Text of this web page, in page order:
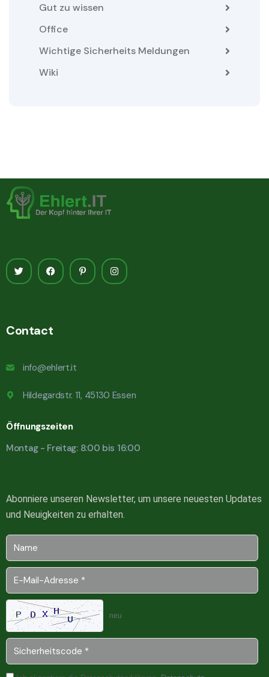
Gut zu wissen
Office
Wichtige Sicherheits Meldungen
Wiki
Contact
info@ehlert.it
Hildegardstr. 11, 45130 Essen
Öffnungszeiten
Montag - Freitag: 8:00 bis 16:00
Abonniere unseren Newsletter, um unsere neuesten Updates
und Neuigkeiten zu erhalten.
neu